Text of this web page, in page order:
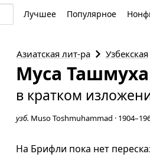
Лучшее Популярное
Азиатская лит-ра Узбекская
Муса
в кратком
узб. Muso Toshmuhammad ·
На Брифли пока нет